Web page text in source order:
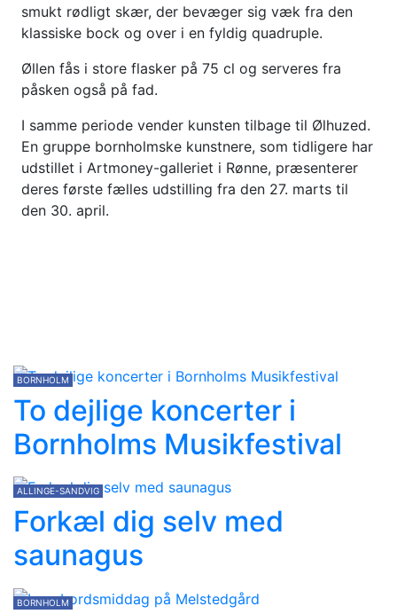
smukt rødligt skær, der bevæger sig væk fra den
klassiske bock og over i en fyldig quadruple.
Øllen fås i store flasker på 75 cl og serveres fra
påsken også på fad.
I samme periode vender kunsten tilbage til Ølhuzed.
En gruppe bornholmske kunstnere, som tidligere har
udstillet i Artmoney-galleriet i Rønne, præsenterer
deres første fælles udstilling fra den 27. marts til
den 30. april.
BORNHOLM
To dejlige koncerter i
Bornholms Musikfestival
ALLINGE-SANDVIG
Forkæl dig selv med
saunagus
BORNHOLM